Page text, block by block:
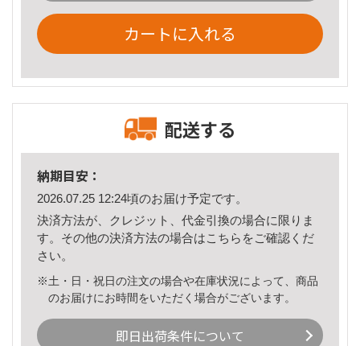
カートに入れる
配送する
納期目安：
2026.07.25 12:24頃のお届け予定です。
決済方法が、クレジット、代金引換の場合に限りま
す。その他の決済方法の場合はこちら をご確認くだ
さい。
※土・日・祝日の注文の場合や在庫状況によって、商品
のお届けにお時間をいただく場合がございます。
即日出荷条件について